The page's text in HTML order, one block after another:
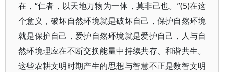
在，“仁者，以天地万物为一体，莫非己也。”(5)在这
个意义，破坏自然环境就是破坏自己，保护自然环境
就是保护自己，爱护自然环境就是爱护自己，人与自
然环境理应在不断交换能量中持续共存、和谐共生。
这些农耕文明时期产生的思想与智慧不正是数智文明